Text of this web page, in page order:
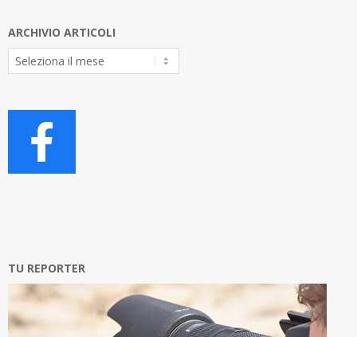
ARCHIVIO ARTICOLI
Archivio
Articoli
TU REPORTER